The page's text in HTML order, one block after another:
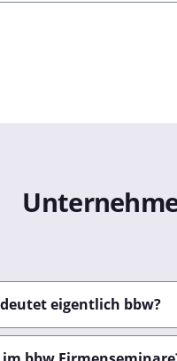
eigentlich bbw?